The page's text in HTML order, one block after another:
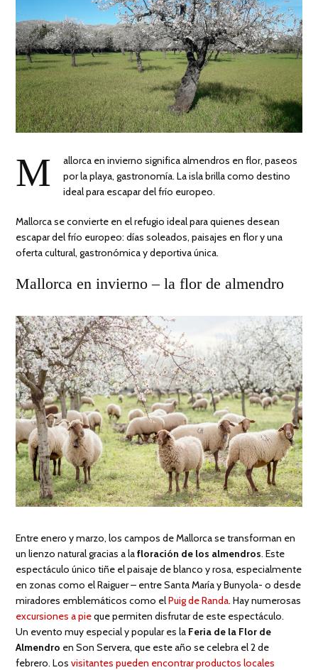
M
allorca en invierno significa almendros en flor, paseos
por la playa, gastronomía. La isla brilla como destino
ideal para escapar del frío europeo.
Mallorca se convierte en el refugio ideal para quienes desean
escapar del frío europeo: días soleados, paisajes en flor y una
oferta cultural, gastronómica y deportiva única.
Mallorca en invierno – la flor de almendro
Entre enero y marzo, los campos de Mallorca se transforman en
un lienzo natural gracias a lafloración de los almendros. Este
espectáculo único tiñe el paisaje de blanco y rosa, especialmente
en zonas como el Raiguer – entre Santa María y Bunyola- o desde
miradores emblemáticos como elPuig de Randa. Hay numerosas
excursiones a pieque permiten disfrutar de este espectáculo.
Un evento muy especial y popular es la Feria de la Flor de
Almendro en Son Servera, que este año se celebra el 2 de
febrero. Losvisitantes pueden encontrar productos locales